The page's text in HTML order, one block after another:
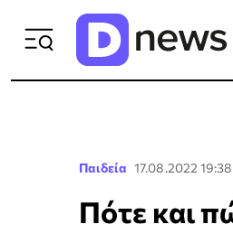
Παιδεία 17.08.2022 19:38
Πότε και